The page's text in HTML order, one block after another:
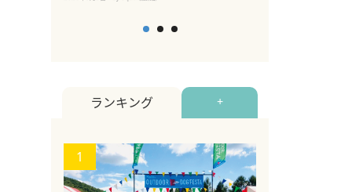
ランキング +
1